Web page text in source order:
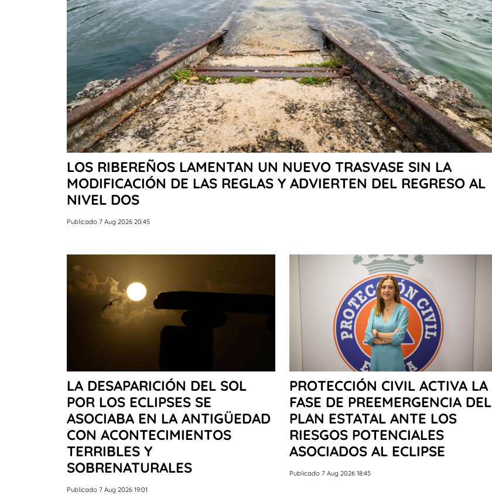
LOS RIBEREÑOS LAMENTAN UN NUEVO TRASVASE SIN LA
MODIFICACIÓN DE LAS REGLAS Y ADVIERTEN DEL REGRESO AL
NIVEL DOS
Publicado 7 Aug 2026 20:45
LA DESAPARICIÓN DEL SOL
POR LOS ECLIPSES SE
ASOCIABA EN LA ANTIGÜEDAD
CON ACONTECIMIENTOS
TERRIBLES Y
SOBRENATURALES
Publicado 7 Aug 2026 19:01
PROTECCIÓN CIVIL ACTIVA LA
FASE DE PREEMERGENCIA DEL
PLAN ESTATAL ANTE LOS
RIESGOS POTENCIALES
ASOCIADOS AL ECLIPSE
Publicado 7 Aug 2026 18:45